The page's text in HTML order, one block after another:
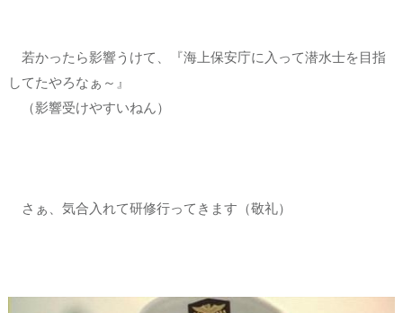
若かったら影響うけて、『海上保安庁に入って潜水士を目指
してたやろなぁ～』
（影響受けやすいねん）
さぁ、気合入れて研修行ってきます（敬礼）